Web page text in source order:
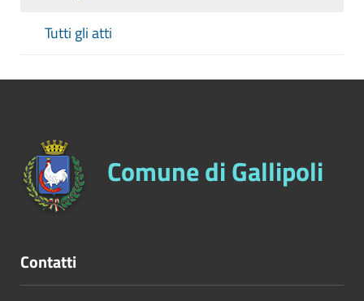
Tutti gli atti
Comune di Gallipoli
Contatti